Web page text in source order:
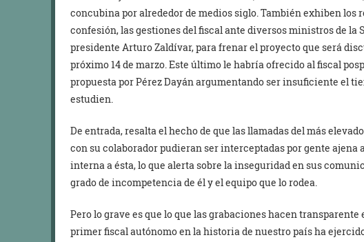
concubina por alrededor de medios siglo. También exhiben los
confesión, las gestiones del fiscal ante diversos ministros de la
presidente Arturo Zaldívar, para frenar el proyecto que será
próximo 14 de marzo. Este último le habría ofrecido al fiscal
propuesta por Pérez Dayán argumentando ser insuficiente el
estudien.
De entrada, resalta el hecho de que las llamadas del más
con su colaborador pudieran ser interceptadas por gente ajena
interna a ésta, lo que alerta sobre la inseguridad en sus
grado de incompetencia de él y el equipo que lo rodea.
Pero lo grave es que lo que las grabaciones hacen
primer fiscal autónomo en la historia de nuestro país ha